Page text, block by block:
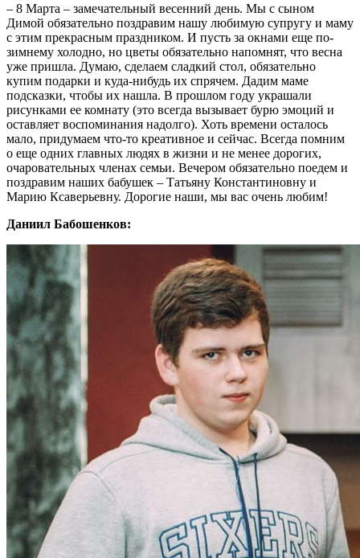
– 8 Марта – замечательный весенний день. Мы с сыном
Димой обязательно поздравим нашу любимую супругу и маму
с этим прекрасным праздником. И пусть за окнами еще по-
зимнему холодно, но цветы обязательно напомнят, что весна
уже пришла. Думаю, сделаем сладкий стол, обязательно
купим подарки и куда-нибудь их спрячем. Дадим маме
подсказки, чтобы их нашла. В прошлом году украшали
рисунками ее комнату (это всегда вызывает бурю эмоций и
оставляет воспоминания надолго). Хоть времени осталось
мало, придумаем что-то креативное и сейчас. Всегда помним
о еще одних главных людях в жизни и не менее дорогих,
очаровательных членах семьи. Вечером обязательно поедем и
поздравим наших бабушек – Татьяну Константиновну и
Марию Ксаверьевну. Дорогие наши, мы вас очень любим!
Даниил Бабошенков: